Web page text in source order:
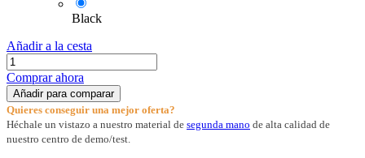
Black
Añadir a la cesta
Comprar ahora
Añadir para comparar
Quieres conseguir una mejor oferta?
Héchale un vistazo a nuestro material de segunda mano de alta calidad de
nuestro centro de demo/test.